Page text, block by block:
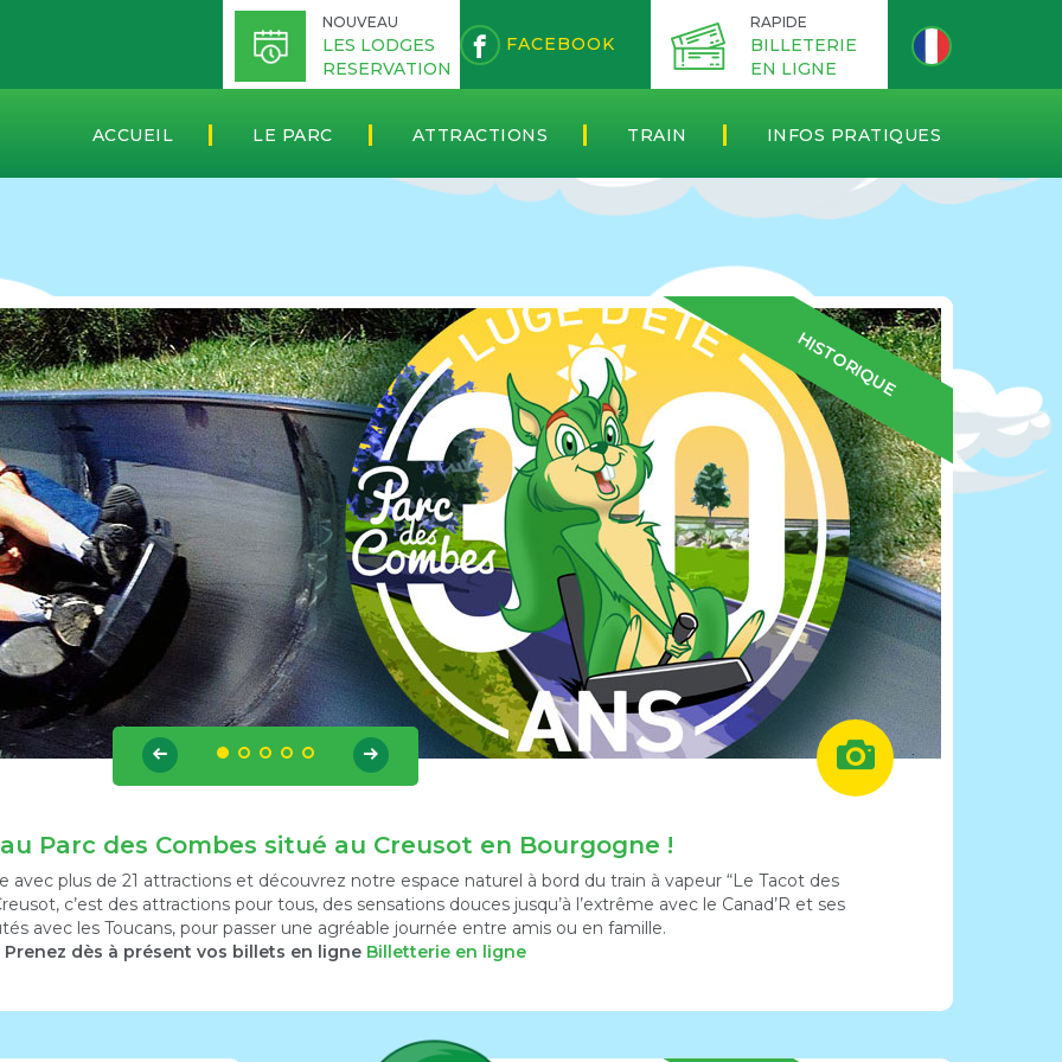
RAPIDE
BILLETERIE
EN LIGNE
FACEBOOK
NOUVEAU
LES LODGES
RESERVATION
ACCUEIL LE PARC ATTRACTIONS TRAIN INFOS PRATIQUES
HISTORIQUE
Parc des Combes situé au Creusot en Bourgogne !
avec plus de 21 attractions et découvrez notre espace naturel à bord du train à vapeur “Le Tacot des
c’est des attractions pour tous, des sensations douces jusqu’à l’extrême avec le Canad’R et ses
avec les Toucans, pour passer une agréable journée entre amis ou en famille.
Prenez dès à présent vos billets en ligne Billetterie en ligne